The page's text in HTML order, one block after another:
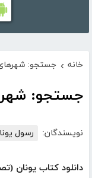
خانه › جستجو:
جستجو:
نویسندگان: رسول
دانلود کتاب یونان